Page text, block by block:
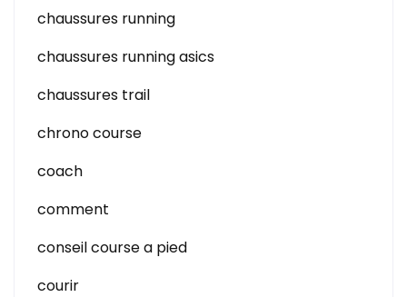
chaussures running
chaussures running asics
chaussures trail
chrono course
coach
comment
conseil course a pied
courir